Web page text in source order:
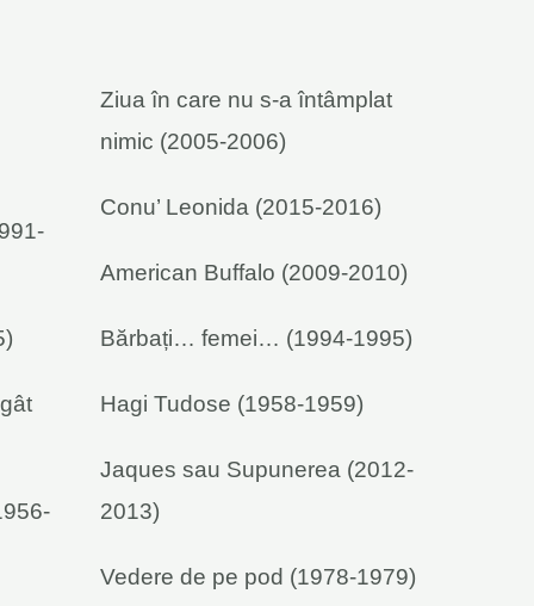
Ziua în care nu s-a întâmplat
nimic (2005-2006)
Conu’ Leonida (2015-2016)
American Buffalo (2009-2010)
Bărbați… femei… (1994-1995)
Hagi Tudose (1958-1959)
Jaques sau Supunerea (2012-
2013)
Vedere de pe pod (1978-1979)